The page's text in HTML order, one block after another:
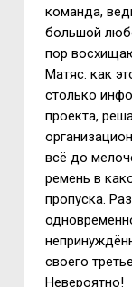
команда,
большой
пор
Матяс: как
столько
проекта,
всё до
ремень в
пропуска.
своего
Невероятно!